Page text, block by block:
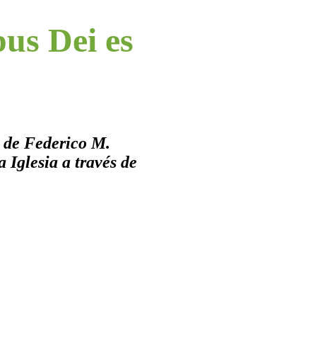
Dei es
Federico M.
Iglesia a través de